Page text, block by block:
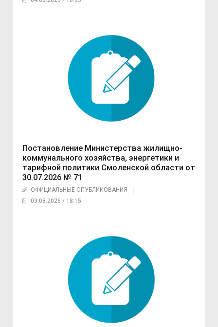
Постановление Министерства жилищно-
коммунального хозяйства, энергетики и
тарифной политики Смоленской области от
30.07.2026 № 71
ОФИЦИАЛЬНЫЕ ОПУБЛИКОВАНИЯ
03.08.2026 / 18:15